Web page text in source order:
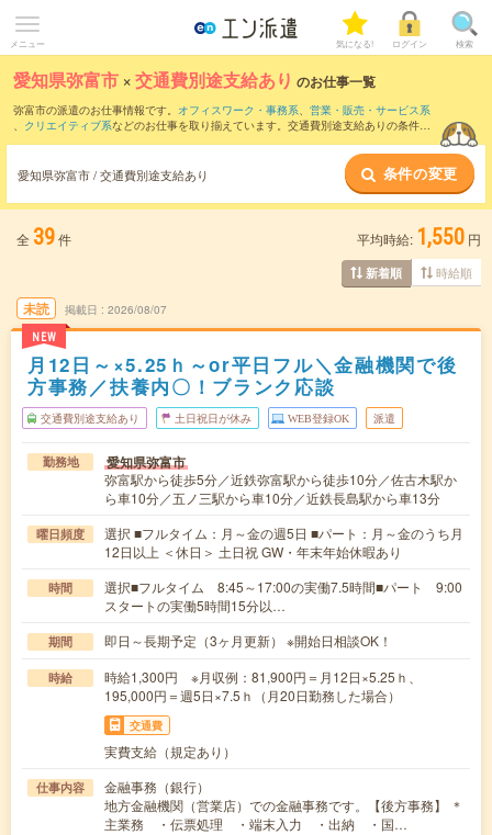
メニュー 気になる! ログイン 検索
愛知県弥富市 ×交通費別途支給あり のお仕事一覧
弥富市の派遣のお仕事情報です。 オフィスワーク・事務系、 営業・販売・サービス系
、 クリエイティブ系などのお仕事を取り揃えています。交通費別途支給ありの条件の
愛知県弥富市 / 交通費別途支給あり 条件の変更
全 39件 平均時給: 1,550 円
新着順 時給順
未読
NEW
掲載日 2026/08/07
月12日～×5.25ｈ～or平日フル＼金融機関で後
方事務／扶養内〇！ブランク応談
交通費別途支給あり 土日祝日が休み WEB登録OK 派遣
勤務地 愛知県弥富市
弥富駅から徒歩5分／近鉄弥富駅から徒歩10分／佐古木駅か
ら車10分／五ノ三駅から車10分／近鉄長島駅から車13分
曜日頻度
選択 ■フルタイム：月～金の週5日 ■パート：月～金のうち月
12日以上 ＜休日＞ 土日祝 GW・年末年始休暇あり
時間
選択■フルタイム 8:45～17:00の実働7.5時間■パート 9:00
スタートの実働5時間15分以…
期間 即日～長期予定（3ヶ月更新） ※開始日相談OK！
時給
時給1,300円 ※月収例：81,900円＝月12日×5.25ｈ、
195,000円＝週5日×7.5ｈ（月20日勤務した場合）
交通費
実費支給（規定あり）
仕事内容
金融事務（銀行）
地方金融機関（営業店）での金融事務です。【後方事務】 ＊
主業務 ・伝票処理 ・端末入力 ・出納 ・国…